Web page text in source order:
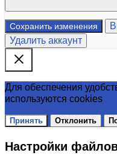
Сохранить изменения
Удалить аккаунт
Для обеспечения
используются cookies
Принять Отклонить
Настройки